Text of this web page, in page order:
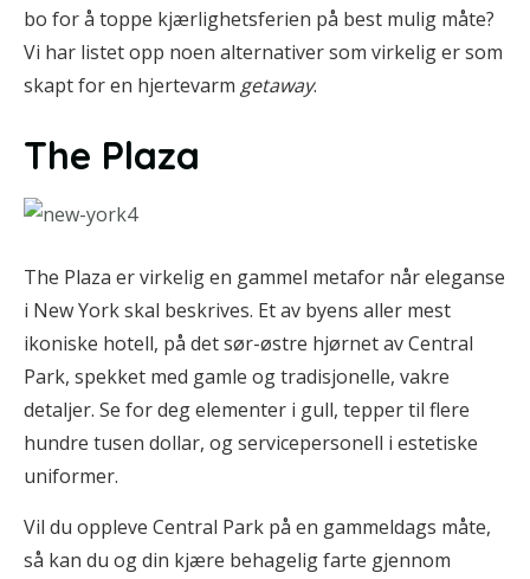
bo for å toppe kjærlighetsferien på best mulig måte?
Vi har listet opp noen alternativer som virkelig er som
skapt for en hjertevarm getaway.
The Plaza
The Plaza er virkelig en gammel metafor når eleganse
i New York skal beskrives. Et av byens aller mest
ikoniske hotell, på det sør-østre hjørnet av Central
Park, spekket med gamle og tradisjonelle, vakre
detaljer. Se for deg elementer i gull, tepper til flere
hundre tusen dollar, og servicepersonell i estetiske
uniformer.
Vil du oppleve Central Park på en gammeldags måte,
så kan du og din kjære behagelig farte gjennom